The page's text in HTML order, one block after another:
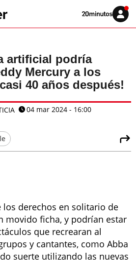
Volver
Iniciar
sesión
artificial podría
Mercury a los
40 años después!
04 mar 2024 - 16:00
los derechos en solitario de
movido ficha, y podrían estar
que recrearan al
y cantantes, como Abba
suerte utilizando las nuevas